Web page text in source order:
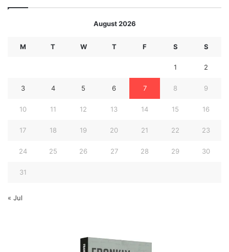
August 2026
M T W T F S S
1 2
3 4 5 6 7 8 9
10 11 12 13 14 15 16
17 18 19 20 21 22 23
24 25 26 27 28 29 30
31
« Jul